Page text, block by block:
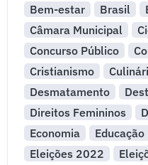
Bem-estar
Brasil
Câmara Municipal
Concurso Público
Cristianismo
Desmatamento
Direitos Femininos
Economia
Educação
Eleições 2022